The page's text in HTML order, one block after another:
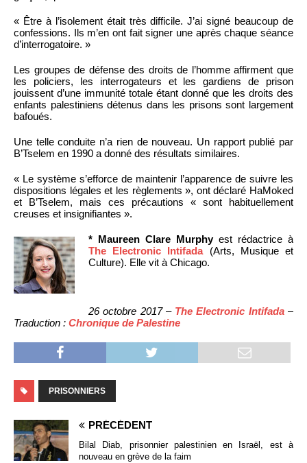
« Être à l’isolement était très difficile. J’ai signé beaucoup de
confessions. Ils m’en ont fait signer une après chaque séance
d’interrogatoire. »
Les groupes de défense des droits de l’homme affirment que
les policiers, les interrogateurs et les gardiens de prison
jouissent d’une immunité totale étant donné que les droits des
enfants palestiniens détenus dans les prisons sont largement
bafoués.
Une telle conduite n’a rien de nouveau. Un rapport publié par
B’Tselem en 1990 a donné des résultats similaires.
« Le système s’efforce de maintenir l’apparence de suivre les
dispositions légales et les règlements », ont déclaré HaMoked
et B’Tselem, mais ces précautions « sont habituellement
creuses et insignifiantes ».
* Maureen Clare Murphyest rédactrice à
The Electronic Intifada(Arts, Musique et
Culture). Elle vit à Chicago.
26 octobre 2017 – The Electronic Intifada–
Traduction : Chronique de Palestine
PRISONNIERS
PRÉCÉDENT
Bilal Diab, prisonnier palestinien en Israël, est à
nouveau en grève de la faim